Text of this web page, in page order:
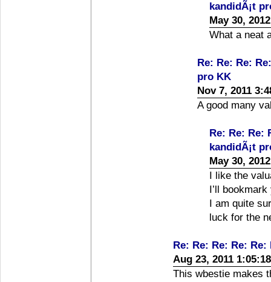
kandidÃ¡t
May 30,
What a neat
Re: Re: Re:
pro KK
Nov 7, 2011
A good many
Re: Re: Re:
kandidÃ¡t
May 30,
I like the
I’ll
I am quite
luck for the
Re: Re: Re: Re: Re:
Aug 23, 2011
This wbestie makes